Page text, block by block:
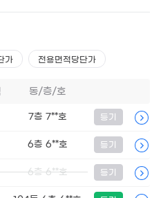
가 전용면적당단가
동/층/호
7층 7**호 등기
6층 6**호 등기
6층 6**호 등기